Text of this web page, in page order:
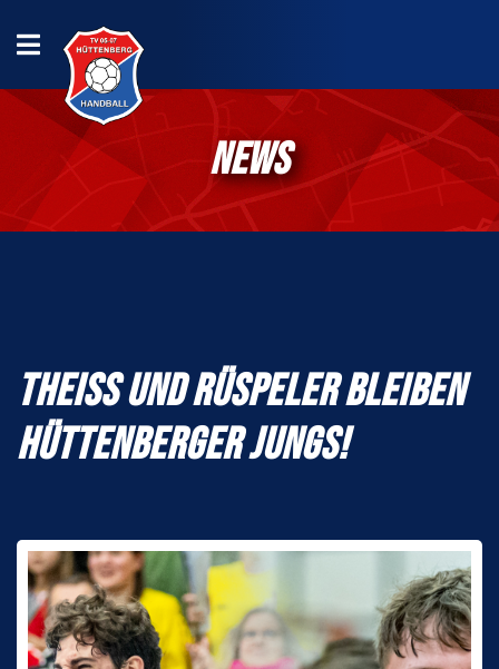
NEWS
THEISS UND RÜSPELER BLEIBEN H
ÜTTENBERGER JUNGS!